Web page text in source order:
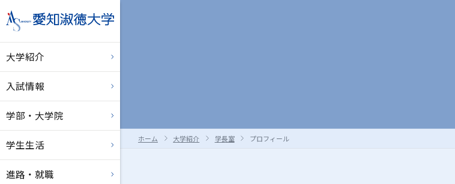
大学紹介
入試情報
学部・大学院
学生生活
進路・就職
ホーム 大学紹介 学長室 プロフィール